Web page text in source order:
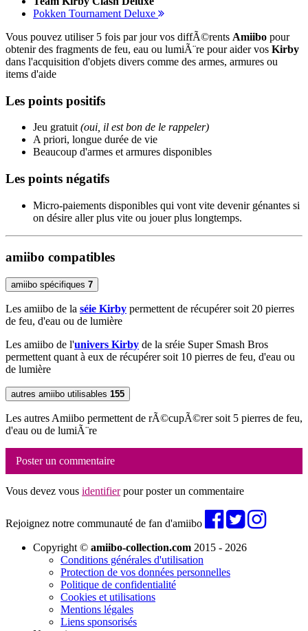
Pokken Tournament Deluxe
Vous pouvez utiliser 5 fois par jour vos diffÃ©rents Amiibo pour
obtenir des fragments de feu, eau ou lumiÃ¨re pour aider vos Kirby
dans l'acquisition d'objets divers comme des armes, armures ou
items d'aide
Les points positifs
Jeu gratuit (oui, il est bon de le rappeler)
A priori, longue durée de vie
Beaucoup d'armes et armures disponibles
Les points négatifs
Micro-paiements disponibles qui vont vite devenir génantes si
on désire aller plus vite ou jouer plus longtemps.
amiibo compatibles
amiibo spécifiques 7
Les amiibo de la séie Kirby permettent de récupérer soit 20 pierres
de feu, d'eau ou de lumière
Les amiibo de l'univers Kirby de la sréie Super Smash Bros
permettent quant à eux de récupérer soit 10 pierres de feu, d'eau ou
de lumière
autres amiibo utilisables 155
Les autres Amiibo permettent de rÃ©cupÃ©rer soit 5 pierres de feu,
d'eau ou de lumiÃ¨re
Poster un commentaire
Vous devez vous identifierpour poster un commentaire
Rejoignez notre communauté de fan d'amiibo
Copyright © amiibo-collection.com 2015 - 2026
Conditions générales d'utilisation
Protection de vos données personnelles
Politique de confidentialité
Cookies et utilisations
Mentions légales
Liens sponsorisés